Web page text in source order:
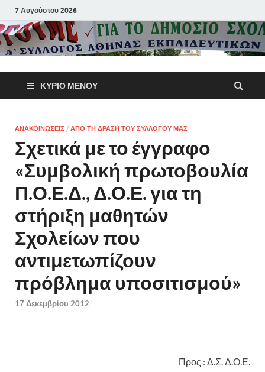
7 Αυγούστου 2026
Α΄
Αθηνών
Π.Ε.
ΚΎΡΙΟ ΜΕΝΟΎ
ΑΝΑΚΟΙΝΩΣΕΙΣ / ΑΠΟ ΤΗ ΔΡΑΣΗ ΤΟΥ ΣΥΛΛΟΓΟΥ ΜΑΣ
Σχετικά με το έγγραφο
«Συμβολική πρωτοβουλία
Π.Ο.Ε.Δ., Δ.Ο.Ε. για τη
στήριξη μαθητών
Σχολείων που
αντιμετωπίζουν
πρόβλημα υποσιτισμού»
17 Δεκεμβρίου 2012
Προς : Δ.Σ. Δ.Ο.Ε.